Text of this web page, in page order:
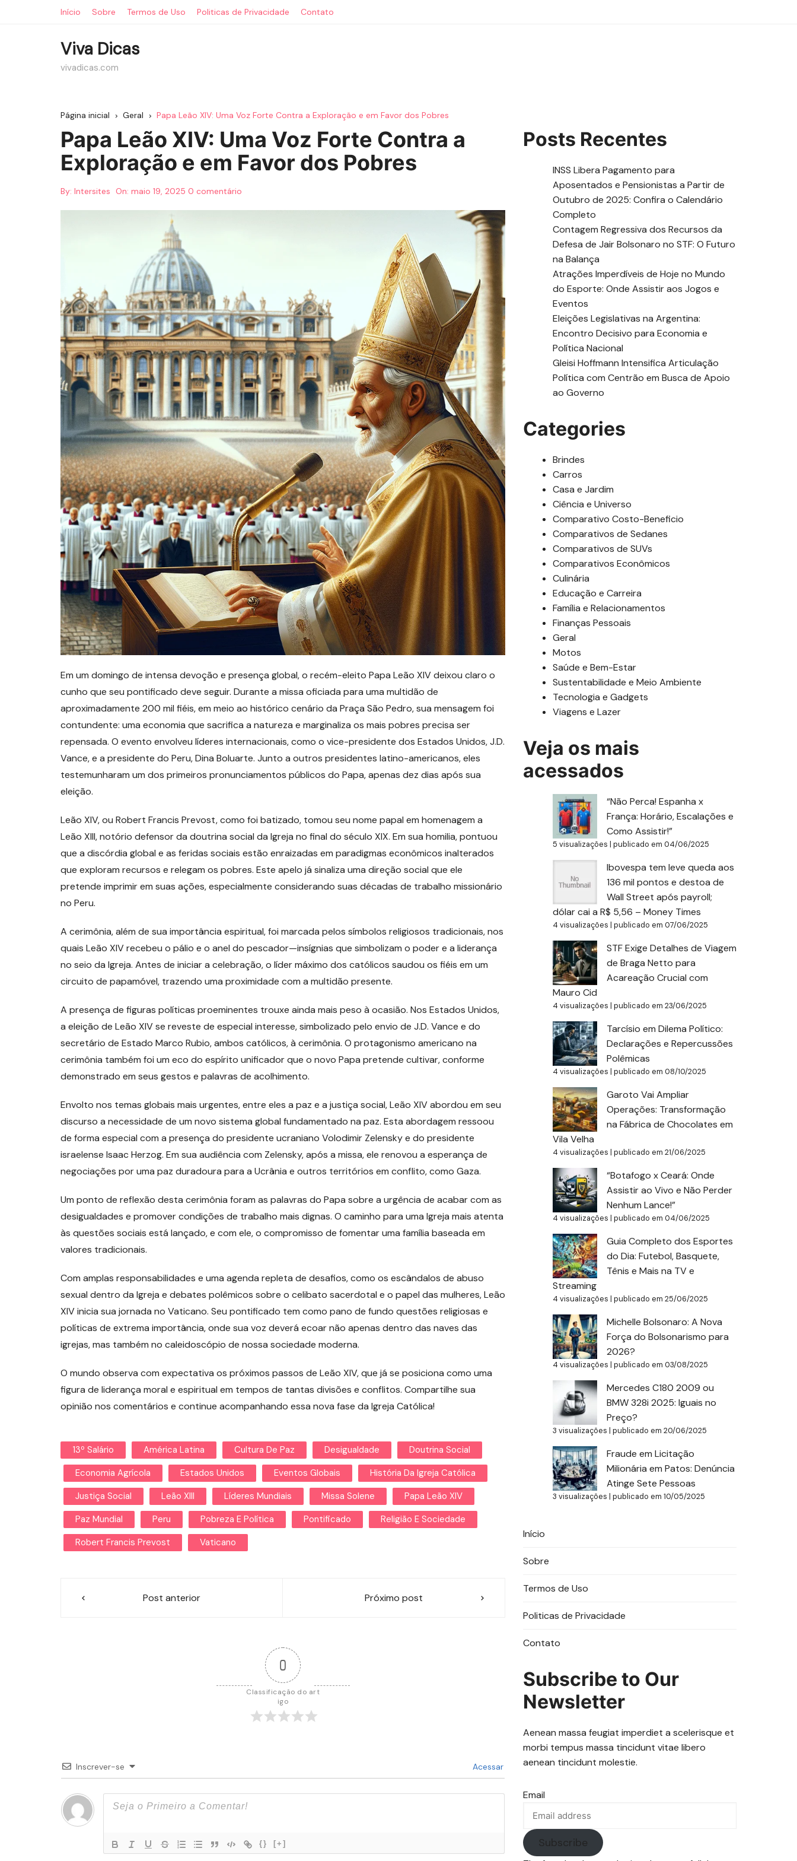
Início Sobre Termos de Uso Politicas de Privacidade Contato
Viva Dicas
vivadicas.com
Página inicial Geral Papa Leão XIV: Uma Voz Forte Contra a Exploração e em Favor dos Pobres
Papa Leão XIV: Uma Voz Forte Contra a
Exploração e em Favor dos Pobres
By: Intersites On: maio 19, 2025 0 comentário
Em um domingo de intensa devoção e presença global, o recém-eleito Papa Leão XIV deixou claro o
cunho que seu pontificado deve seguir. Durante a missa oficiada para uma multidão de
aproximadamente 200 mil fiéis, em meio ao histórico cenário da Praça São Pedro, sua mensagem foi
contundente: uma economia que sacrifica a natureza e marginaliza os mais pobres precisa ser
repensada. O evento envolveu líderes internacionais, como o vice-presidente dos Estados Unidos, J.D.
Vance, e a presidente do Peru, Dina Boluarte. Junto a outros presidentes latino-americanos, eles
testemunharam um dos primeiros pronunciamentos públicos do Papa, apenas dez dias após sua
eleição.
Leão XIV, ou Robert Francis Prevost, como foi batizado, tomou seu nome papal em homenagem a
Leão XIII, notório defensor da doutrina social da Igreja no final do século XIX. Em sua homilia, pontuou
que a discórdia global e as feridas sociais estão enraizadas em paradigmas econômicos inalterados
que exploram recursos e relegam os pobres. Este apelo já sinaliza uma direção social que ele
pretende imprimir em suas ações, especialmente considerando suas décadas de trabalho missionário
no Peru.
A cerimônia, além de sua importância espiritual, foi marcada pelos símbolos religiosos tradicionais, nos
quais Leão XIV recebeu o pálio e o anel do pescador—insígnias que simbolizam o poder e a liderança
no seio da Igreja. Antes de iniciar a celebração, o líder máximo dos católicos saudou os fiéis em um
circuito de papamóvel, trazendo uma proximidade com a multidão presente.
A presença de figuras políticas proeminentes trouxe ainda mais peso à ocasião. Nos Estados Unidos,
a eleição de Leão XIV se reveste de especial interesse, simbolizado pelo envio de J.D. Vance e do
secretário de Estado Marco Rubio, ambos católicos, à cerimônia. O protagonismo americano na
cerimônia também foi um eco do espírito unificador que o novo Papa pretende cultivar, conforme
demonstrado em seus gestos e palavras de acolhimento.
Envolto nos temas globais mais urgentes, entre eles a paz e a justiça social, Leão XIV abordou em seu
discurso a necessidade de um novo sistema global fundamentado na paz. Esta abordagem ressoou
de forma especial com a presença do presidente ucraniano Volodimir Zelensky e do presidente
israelense Isaac Herzog. Em sua audiência com Zelensky, após a missa, ele renovou a esperança de
negociações por uma paz duradoura para a Ucrânia e outros territórios em conflito, como Gaza.
Um ponto de reflexão desta cerimônia foram as palavras do Papa sobre a urgência de acabar com as
desigualdades e promover condições de trabalho mais dignas. O caminho para uma Igreja mais atenta
às questões sociais está lançado, e com ele, o compromisso de fomentar uma família baseada em
valores tradicionais.
Com amplas responsabilidades e uma agenda repleta de desafios, como os escândalos de abuso
sexual dentro da Igreja e debates polêmicos sobre o celibato sacerdotal e o papel das mulheres, Leão
XIV inicia sua jornada no Vaticano. Seu pontificado tem como pano de fundo questões religiosas e
políticas de extrema importância, onde sua voz deverá ecoar não apenas dentro das naves das
igrejas, mas também no caleidoscópio de nossa sociedade moderna.
O mundo observa com expectativa os próximos passos de Leão XIV, que já se posiciona como uma
figura de liderança moral e espiritual em tempos de tantas divisões e conflitos. Compartilhe sua
opinião nos comentários e continue acompanhando essa nova fase da Igreja Católica!
13º Salário América Latina Cultura De Paz Desigualdade
Doutrina Social
Economia Agrícola
Estados Unidos Eventos Globais
História Da Igreja Católica
Justiça Social
Leão XIII Líderes Mundiais Missa Solene
Papa Leão XIV
Paz Mundial
Peru Pobreza E Política Pontificado
Religião E Sociedade
Robert Francis Prevost
Vaticano
NavegaçãoPost anterior Próximo post
0
Classificação do art
igo
Inscrever-se Acessar
{} [+]
Posts Recentes
INSS Libera Pagamento para
Aposentados e Pensionistas a Partir de
Outubro de 2025: Confira o Calendário
Completo
Contagem Regressiva dos Recursos da
Defesa de Jair Bolsonaro no STF: O Futuro
na Balança
Atrações Imperdíveis de Hoje no Mundo
do Esporte: Onde Assistir aos Jogos e
Eventos
Eleições Legislativas na Argentina:
Encontro Decisivo para Economia e
Política Nacional
Gleisi Hoffmann Intensifica Articulação
Política com Centrão em Busca de Apoio
ao Governo
Categories
Brindes
Carros
Casa e Jardim
Ciência e Universo
Comparativo Costo-Beneficio
Comparativos de Sedanes
Comparativos de SUVs
Comparativos Econômicos
Culinária
Educação e Carreira
Família e Relacionamentos
Finanças Pessoais
Geral
Motos
Saúde e Bem-Estar
Sustentabilidade e Meio Ambiente
Tecnologia e Gadgets
Viagens e Lazer
Veja os mais
acessados
“Não Perca! Espanha x
França: Horário, Escalações e
Como Assistir!”
5 visualizações | publicado em 04/06/2025
Ibovespa tem leve queda aos
136 mil pontos e destoa de
Wall Street após payroll;
dólar cai a R$ 5,56 – Money Times
4 visualizações | publicado em 07/06/2025
STF Exige Detalhes de Viagem
de Braga Netto para
Acareação Crucial com
Mauro Cid
4 visualizações | publicado em 23/06/2025
Tarcísio em Dilema Político:
Declarações e Repercussões
Polêmicas
4 visualizações | publicado em 08/10/2025
Garoto Vai Ampliar
Operações: Transformação
na Fábrica de Chocolates em
Vila Velha
4 visualizações | publicado em 21/06/2025
“Botafogo x Ceará: Onde
Assistir ao Vivo e Não Perder
Nenhum Lance!”
4 visualizações | publicado em 04/06/2025
Guia Completo dos Esportes
do Dia: Futebol, Basquete,
Tênis e Mais na TV e
Streaming
4 visualizações | publicado em 25/06/2025
Michelle Bolsonaro: A Nova
Força do Bolsonarismo para
2026?
4 visualizações | publicado em 03/08/2025
Mercedes C180 2009 ou
BMW 328i 2025: Iguais no
Preço?
3 visualizações | publicado em 20/06/2025
Fraude em Licitação
Milionária em Patos: Denúncia
Atinge Sete Pessoas
3 visualizações | publicado em 10/05/2025
Início
Sobre
Termos de Uso
Politicas de Privacidade
Contato
Subscribe to Our
Newsletter
Aenean massa feugiat imperdiet a scelerisque et
morbi tempus massa tincidunt vitae libero
aenean tincidunt molestie.
Email
Subscribe